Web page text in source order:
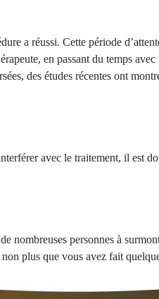
a réussi. Cette période
en passant du temps
des études récentes ont
avec le traitement, il est
nombreuses personnes à
plus que vous avez fait